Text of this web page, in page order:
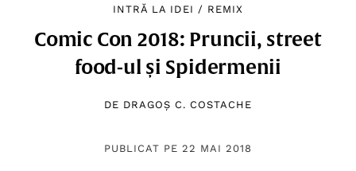
INTRĂ LA IDEI / REMIX
Comic Con 2018: Pruncii, street
food-ul și Spidermenii
DE DRAGOȘ C. COSTACHE
PUBLICAT PE 22 MAI 2018